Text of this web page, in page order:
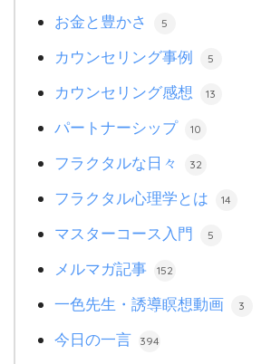
お金と豊かさ 5
カウンセリング事例 5
カウンセリング感想 13
パートナーシップ 10
フラクタルな日々 32
フラクタル心理学とは 14
マスターコース入門 5
メルマガ記事 152
一色先生・誘導瞑想動画 3
今日の一言 394